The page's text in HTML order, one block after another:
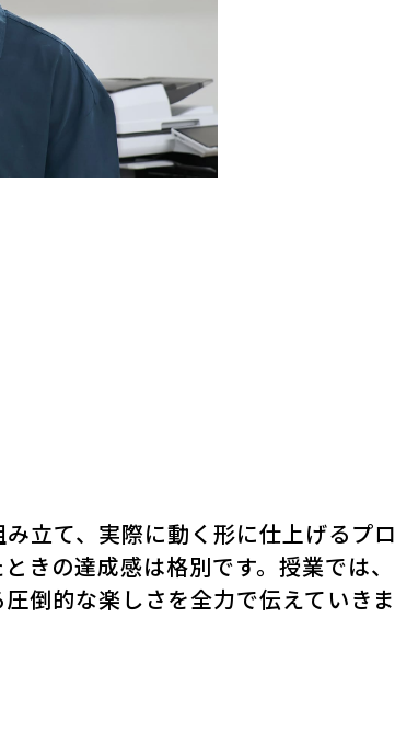
立て、実際に動く形に仕上げるプロ
きの達成感は格別です。授業では、
倒的な楽しさを全力で伝えていきま